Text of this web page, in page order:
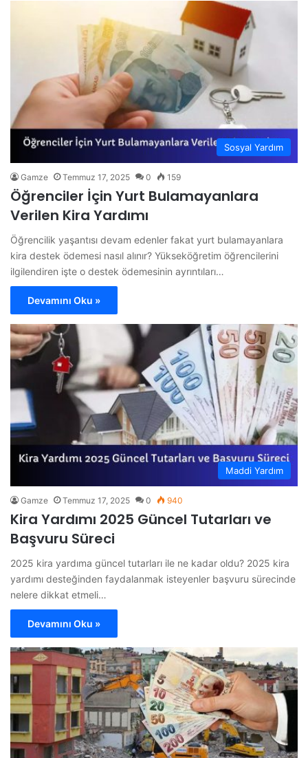
Sosyal Yardım
Gamze Temmuz 17, 2025 0 159
Öğrenciler İçin Yurt Bulamayanlara
Verilen Kira Yardımı
Öğrencilik yaşantısı devam edenler fakat yurt bulamayanlara
kira destek ödemesi nasıl alınır? Yükseköğretim öğrencilerini
ilgilendiren işte o destek ödemesinin ayrıntıları…
Devamını Oku »
Maddi Yardım
Gamze Temmuz 17, 2025 0 940
Kira Yardımı 2025 Güncel Tutarları ve
Başvuru Süreci
2025 kira yardıma güncel tutarları ile ne kadar oldu? 2025 kira
yardımı desteğinden faydalanmak isteyenler başvuru sürecinde
nelere dikkat etmeli…
Devamını Oku »